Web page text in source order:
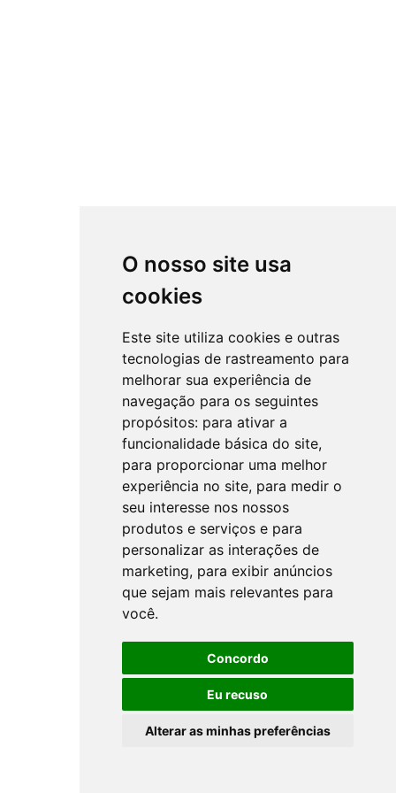
O nosso site usa
cookies
Este site utiliza cookies e outras
tecnologias de rastreamento para
melhorar sua experiência de
navegação para os seguintes
propósitos: para ativar a
funcionalidade básica do site,
para proporcionar uma melhor
experiência no site, para medir o
seu interesse nos nossos
produtos e serviços e para
personalizar as interações de
marketing, para exibir anúncios
que sejam mais relevantes para
você.
Concordo
Eu recuso
Alterar as minhas preferências